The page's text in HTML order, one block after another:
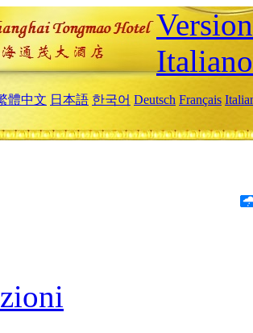
Italiano
體中文 日本語 한국어 Deutsch Français